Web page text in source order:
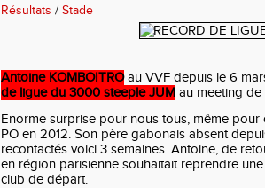
Résultats / Stade
Antoine KOMBOITROau VVF depuis le 6
de ligue du 3000 steeple JUM au meeting
Enorme surprise pour nous tous, même pour
PO en 2012. Son père gabonais absent
recontactés voici 3 semaines. Antoine, de
en région parisienne souhaitait reprendre
club de départ.